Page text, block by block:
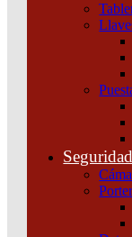
Seguridad
Interruptor